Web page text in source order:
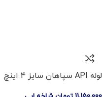
لوله API سپاهان سایز 4 اینچ